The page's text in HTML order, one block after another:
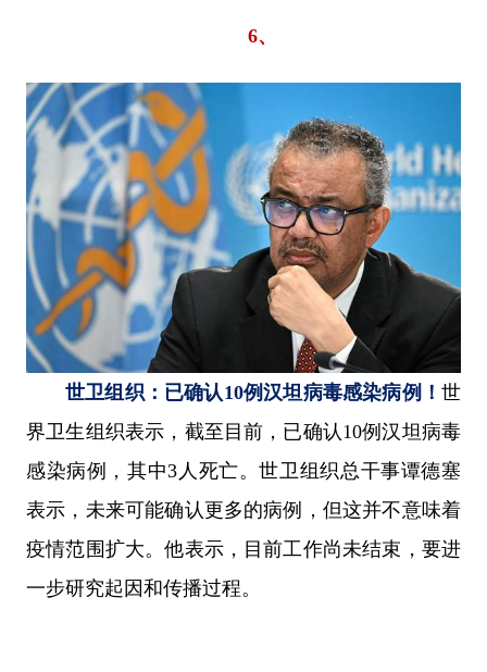
6、
世卫组织：已确认10例汉坦病毒感染病例！世
界卫生组织表示，截至目前，已确认10例汉坦病毒
感染病例，其中3人死亡。世卫组织总干事谭德塞
表示，未来可能确认更多的病例，但这并不意味着
疫情范围扩大。他表示，目前工作尚未结束，要进
一步研究起因和传播过程。